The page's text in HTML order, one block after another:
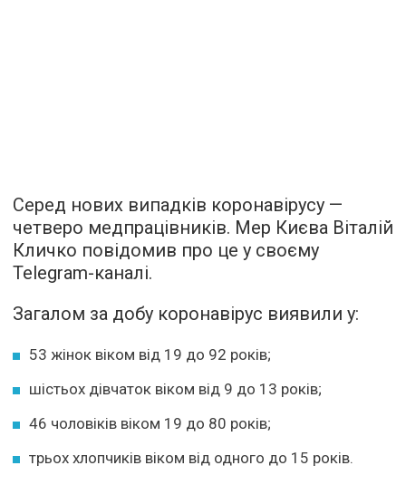
Серед нових випадків коронавірусу —
четверо медпрацівників. Мер Києва Віталій
Кличко повідомив про це у своєму
Telegram-каналі.
Загалом за добу коронавірус виявили у:
53 жінок віком від 19 до 92 років;
шістьох дівчаток віком від 9 до 13 років;
46 чоловiків віком 19 до 80 років;
трьох хлопчиків віком від одного до 15 років.